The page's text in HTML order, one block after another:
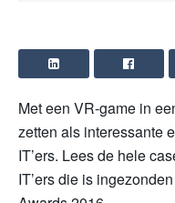
Met een VR-game in
zetten als interessante
IT’ers. Lees de hele
IT’ers die is